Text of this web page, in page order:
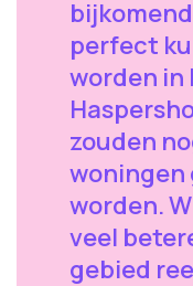
perfect
worden in
zouden
woningen
worden.
veel
gebied